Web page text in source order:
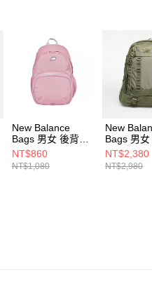
結果請求
５．嚴禁
形，恩沛
動。
New Balance
Bags 男女 後背包
LAB51522PTF-F
NT$860
NT$1,080
New
Bags 男女
NT$2,380
NT$2,980